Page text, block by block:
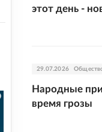
этот день -
29.07.2026
Народные
время грозы